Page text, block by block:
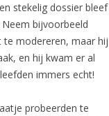
stekelig dossier bleef
bijvoorbeeld
te modereren, maar hij
en hij kwam er al
immers echt!
probeerden te